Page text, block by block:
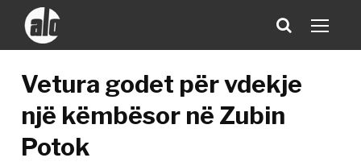
Vetura godet për vdekje
një këmbësor në Zubin
Potok